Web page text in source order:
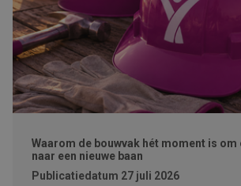
Waarom de bouwvak hét moment is om
naar een nieuwe baan
Publicatiedatum 27 juli 2026